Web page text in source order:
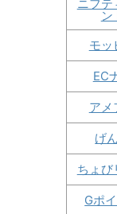
ニフテ
ン
モッ
EC
アメ
げ
ちょび
Gポ